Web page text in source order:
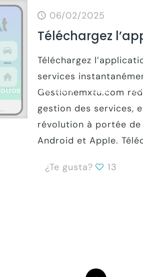
Servicios FAQs
06/02/2025
Téléchargez
Téléchargez
services
Gestionemxtu.com
gestion des services,
révolution à portée
Android et Apple.
¿Te gusta? 13